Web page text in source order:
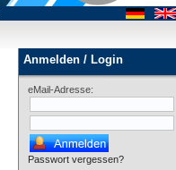
Anmelden / Login
eMail-Adresse:
Passwort vergessen?